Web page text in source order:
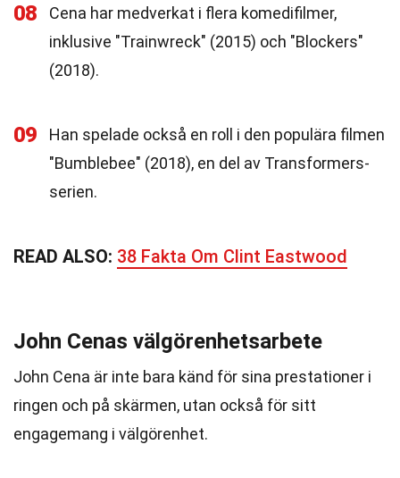
08
Cena har medverkat i flera komedifilmer,
inklusive "Trainwreck" (2015) och "Blockers"
(2018).
09
Han spelade också en roll i den populära filmen
"Bumblebee" (2018), en del av Transformers-
serien.
READ ALSO: 38 Fakta Om Clint Eastwood
John Cenas välgörenhetsarbete
John Cena är inte bara känd för sina prestationer i
ringen och på skärmen, utan också för sitt
engagemang i välgörenhet.